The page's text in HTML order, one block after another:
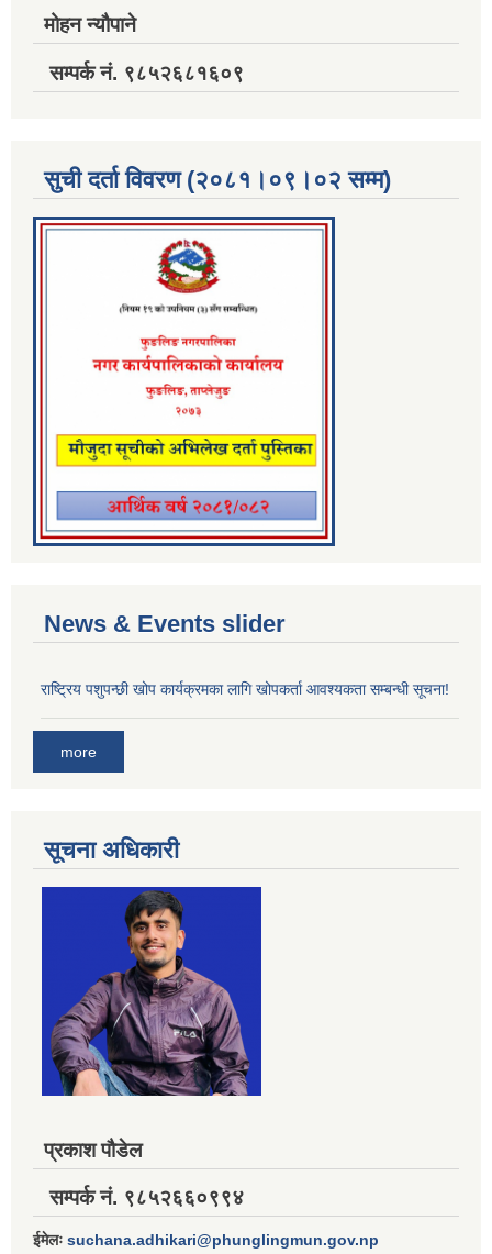
मोहन न्यौपाने
सम्पर्क नं. ९८५२६८१६०९
सुची दर्ता विवरण (२०८१।०९।०२ सम्म)
News & Events slider
राष्ट्रिय पशुपन्छी खोप कार्यक्रमका लागि खोपकर्ता आवश्यकता सम्बन्धी सूचना!
more
सूचना अधिकारी
प्रकाश पौडेल
सम्पर्क नं. ९८५२६६०९९४
ईमेलः suchana.adhikari@phunglingmun.gov.np